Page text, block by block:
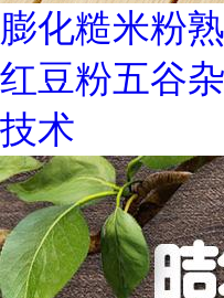
膨化糙米粉
红豆粉五谷
技术